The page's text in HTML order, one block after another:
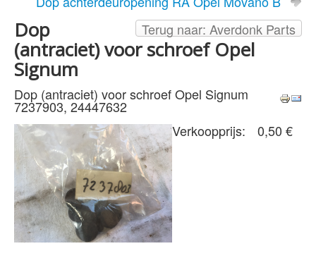
Klassiekers en restauratie verslagen
Diensten
Parts
Occasions
Kenteken gegevens opvragen
Contact
Terug naar: Averdonk Parts
Dop
(antraciet) voor schroef Opel
Signum
Dop (antraciet) voor schroef Opel Signum
7237903, 24447632
Verkoopprijs:
0,50 €